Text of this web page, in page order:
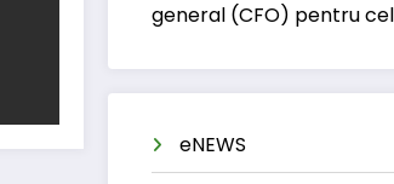
general (CFO) pentru
eNEWS